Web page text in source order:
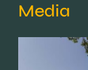
Media